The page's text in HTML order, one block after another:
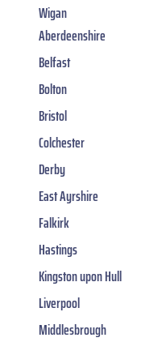
Wigan
Aberdeenshire
Belfast
Bolton
Bristol
Colchester
Derby
East Ayrshire
Falkirk
Hastings
Kingston upon Hull
Liverpool
Middlesbrough